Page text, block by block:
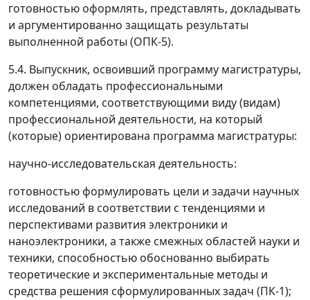
готовностью оформлять, представлять, докладывать
и аргументированно защищать результаты
выполненной работы (ОПК-5).
5.4. Выпускник, освоивший программу магистратуры,
должен обладать профессиональными
компетенциями, соответствующими виду (видам)
профессиональной деятельности, на который
(которые) ориентирована программа магистратуры:
научно-исследовательская деятельность:
готовностью формулировать цели и задачи научных
исследований в соответствии с тенденциями и
перспективами развития электроники и
наноэлектроники, а также смежных областей науки и
техники, способностью обоснованно выбирать
теоретические и экспериментальные методы и
средства решения сформулированных задач (ПК-1);